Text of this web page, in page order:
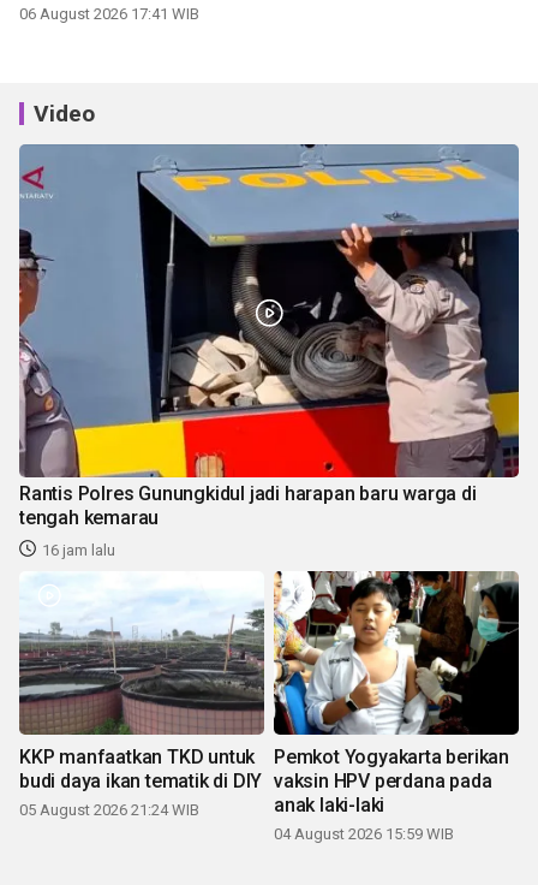
06 August 2026 17:41 WIB
Video
Rantis Polres Gunungkidul jadi harapan baru warga di
tengah kemarau
16 jam lalu
KKP manfaatkan TKD untuk
budi daya ikan tematik di DIY
05 August 2026 21:24 WIB
Pemkot Yogyakarta berikan
vaksin HPV perdana pada
anak laki-laki
04 August 2026 15:59 WIB